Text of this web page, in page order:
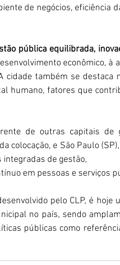
de negócios, eficiência
pública equilibrada,
econômico, à
cidade também se destaca
humano, fatores que
de outras capitais de
colocação, e São Paulo
de gestão,
em pessoas e serviços
pelo CLP, é hoje
no país, sendo
públicas como